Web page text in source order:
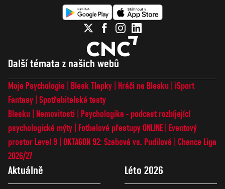
Další témata z našich webů
Moje Psychologie Blesk Tlapky Hráči na Blesku
iSport
Fantasy Spotřebitelské testy
Blesku
Nemovitosti
Psychologika - podcast rozbíjející
psychologické mýty
Fotbalové přestupy ONLINE
Eventový
prostor Level 9 OKTAGON 92: Szabová vs. Pudilová
Chance Liga
2026/27
Aktuálně Léto 2026